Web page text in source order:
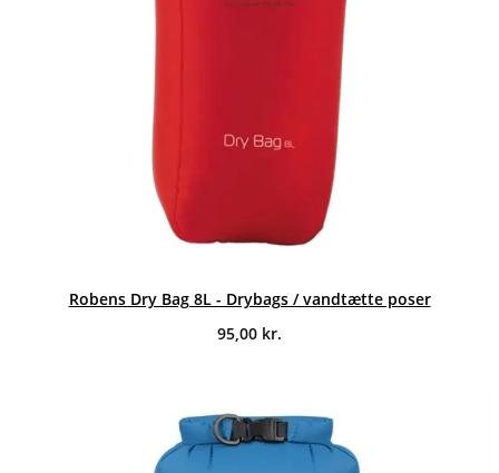
Robens Dry Bag 8L - Drybags / vandtætte poser
95,00 kr.